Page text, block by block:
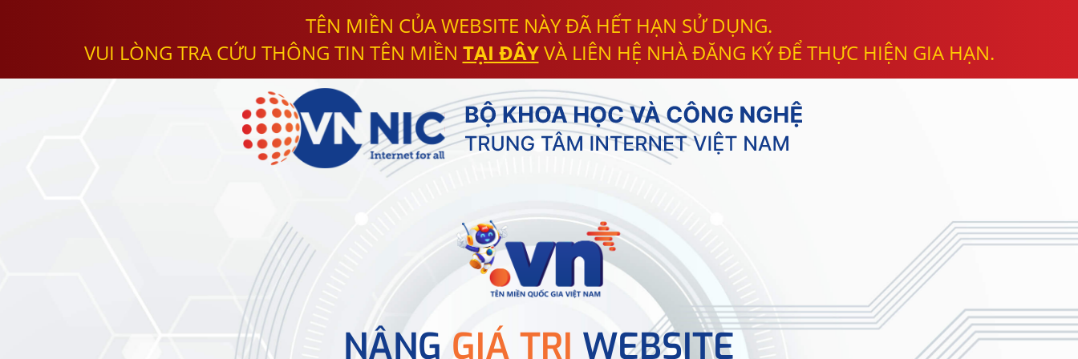
TÊN MIỀN CỦA WEBSITE NÀY ĐÃ HẾT HẠN SỬ DỤNG.
VUI LÒNG TRA CỨU THÔNG TIN TÊN MIỀN TẠI ĐÂYVÀ LIÊN HỆ NHÀ ĐĂNG KÝ ĐỂ THỰC HIỆN GIA HẠN.
NÂNG GIÁ TRỊ WEBSITE